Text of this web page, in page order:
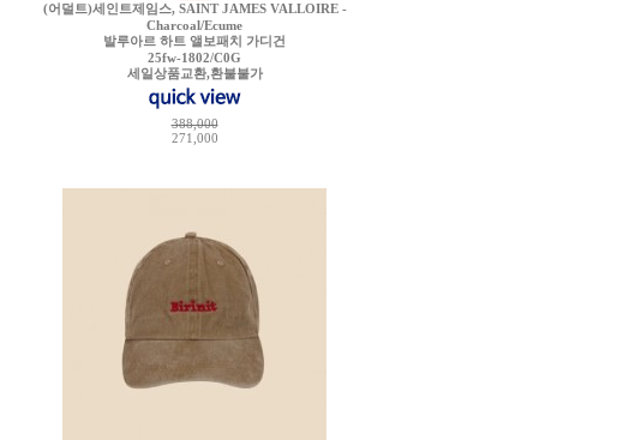
(어덜트)세인트제임스, SAINT JAMES VALLOIRE -
Charcoal/Ecume
발루아르 하트 앨보패치 가디건
25fw-1802/C0G
세일상품교환,환불불가
388,000
271,000